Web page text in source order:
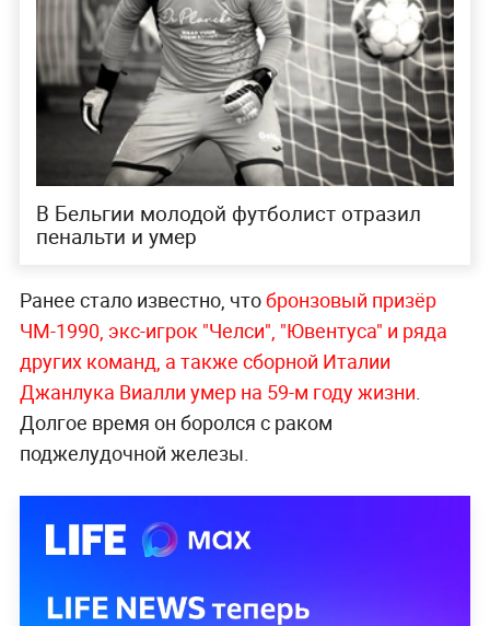
В Бельгии молодой футболист отразил
пенальти и умер
Ранее стало известно, чтобронзовый призёр
ЧМ-1990, экс-игрок "Челси", "Ювентуса" и ряда
других команд, а также сборной Италии
Джанлука Виалли умер на 59-м году жизни
Долгое время он боролся с раком
поджелудочной железы.